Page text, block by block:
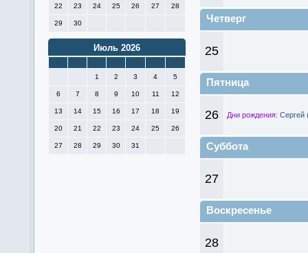
22 23 24 25 26 27 28
29 30
Июль 2026
П В С Ч П С
В
1
2 3 4 5
6 7 8 9 10 11 12
13 14 15 16 17 18 19
20 21 22 23 24 25 26
27 28 29 30 31
Четверг
25
Пятница
26 Дни рождения: Сергей
Суббота
27
Воскресенье
28